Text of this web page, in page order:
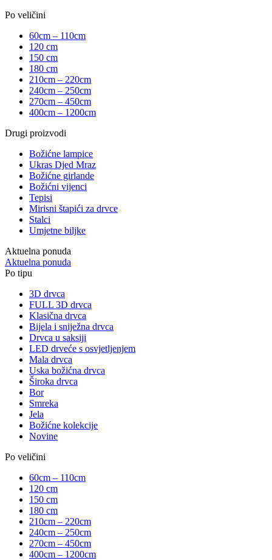
Po veličini
60cm – 110cm
120 cm
150 cm
180 cm
210cm – 220cm
240cm – 250cm
270cm – 450cm
400cm – 1200cm
Drugi proizvodi
Božićne lampice
Ukras Djed Mraz
Božićne girlande
Božićni vijenci
Tepisi
Mirisni štapići za drvce
Stalci
Umjetne biljke
Aktuelna ponuda
Aktuelna ponuda
Po tipu
3D drvca
FULL 3D drvca
Klasična drvca
Bijela i sniježna drvca
Drvca u saksiji
LED drveće s osvjetljenjem
Mala drvca
Uska božićna drvca
Široka drvca
Bor
Smreka
Jela
Božićne kolekcije
Novine
Po veličini
60cm – 110cm
120 cm
150 cm
180 cm
210cm – 220cm
240cm – 250cm
270cm – 450cm
400cm – 1200cm